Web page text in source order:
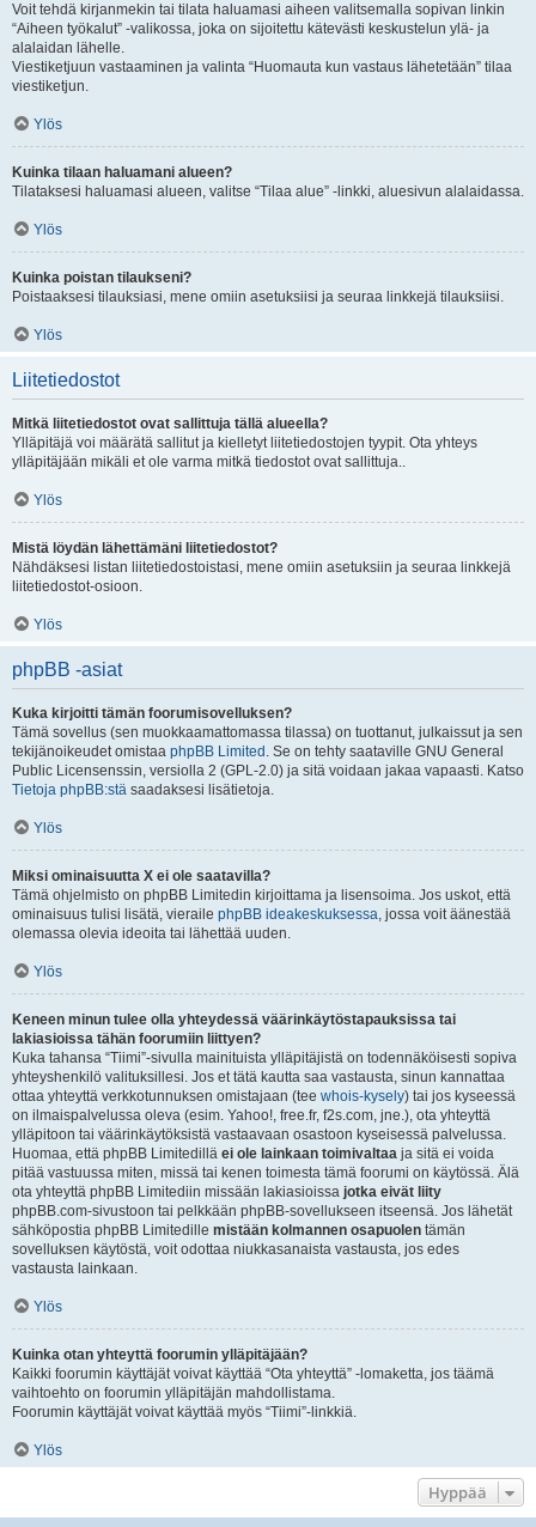
Voit tehdä kirjanmekin tai tilata haluamasi aiheen valitsemalla sopivan linkin
“Aiheen työkalut” -valikossa, joka on sijoitettu kätevästi keskustelun ylä- ja
alalaidan lähelle.
Viestiketjuun vastaaminen ja valinta “Huomauta kun vastaus lähetetään” tilaa
viestiketjun.
Ylös
Kuinka tilaan haluamani alueen?
Tilataksesi haluamasi alueen, valitse “Tilaa alue” -linkki, aluesivun alalaidassa.
Ylös
Kuinka poistan tilaukseni?
Poistaaksesi tilauksiasi, mene omiin asetuksiisi ja seuraa linkkejä tilauksiisi.
Ylös
Liitetiedostot
Mitkä liitetiedostot ovat sallittuja tällä alueella?
Ylläpitäjä voi määrätä sallitut ja kielletyt liitetiedostojen tyypit. Ota yhteys
ylläpitäjään mikäli et ole varma mitkä tiedostot ovat sallittuja..
Ylös
Mistä löydän lähettämäni liitetiedostot?
Nähdäksesi listan liitetiedostoistasi, mene omiin asetuksiin ja seuraa linkkejä
liitetiedostot-osioon.
Ylös
phpBB -asiat
Kuka kirjoitti tämän foorumisovelluksen?
Tämä sovellus (sen muokkaamattomassa tilassa) on tuottanut, julkaissut ja sen
tekijänoikeudet omistaa phpBB Limited . Se on tehty saataville GNU General
Public Licensenssin, versiolla 2 (GPL-2.0) ja sitä voidaan jakaa vapaasti. Katso
Tietoja phpBB:stä saadaksesi lisätietoja.
Ylös
Miksi ominaisuutta X ei ole saatavilla?
Tämä ohjelmisto on phpBB Limitedin kirjoittama ja lisensoima. Jos uskot, että
ominaisuus tulisi lisätä, vieraile phpBB ideakeskuksessa, jossa voit äänestää
olemassa olevia ideoita tai lähettää uuden.
Ylös
Keneen minun tulee olla yhteydessä väärinkäytöstapauksissa tai
lakiasioissa tähän foorumiin liittyen?
Kuka tahansa “Tiimi”-sivulla mainituista ylläpitäjistä on todennäköisesti sopiva
yhteyshenkilö valituksillesi. Jos et tätä kautta saa vastausta, sinun kannattaa
ottaa yhteyttä verkkotunnuksen omistajaan (tee whois-kysely) tai jos kyseessä
on ilmaispalvelussa oleva (esim. Yahoo!, free.fr, f2s.com, jne.), ota yhteyttä
ylläpitoon tai väärinkäytöksistä vastaavaan osastoon kyseisessä palvelussa.
Huomaa, että phpBB Limitedillä ei ole lainkaan toimivaltaa ja sitä ei voida
pitää vastuussa miten, missä tai kenen toimesta tämä foorumi on käytössä. Älä
ota yhteyttä phpBB Limitediin missään lakiasioissa jotka eivät liity
phpBB.com-sivustoon tai pelkkään phpBB-sovellukseen itseensä. Jos lähetät
sähköpostia phpBB Limitedille mistään kolmannen osapuolen tämän
sovelluksen käytöstä, voit odottaa niukkasanaista vastausta, jos edes
vastausta lainkaan.
Ylös
Kuinka otan yhteyttä foorumin ylläpitäjään?
Kaikki foorumin käyttäjät voivat käyttää “Ota yhteyttä” -lomaketta, jos täämä
vaihtoehto on foorumin ylläpitäjän mahdollistama.
Foorumin käyttäjät voivat käyttää myös “Tiimi”-linkkiä.
Ylös
Hyppää